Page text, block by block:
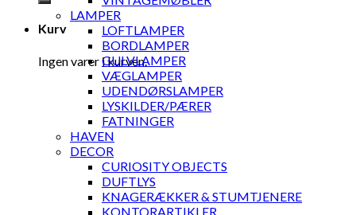
Kurv
Ingen varer i kurven.
LAMPER
LOFTLAMPER
BORDLAMPER
GULVLAMPER
VÆGLAMPER
UDENDØRSLAMPER
LYSKILDER/PÆRER
FATNINGER
HAVEN
DECOR
CURIOSITY OBJECTS
DUFTLYS
KNAGERÆKKER & STUMTJENERE
KONTORARTIKLER